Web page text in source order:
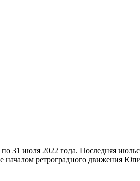
31 июля 2022 года. Последняя
ретроградного движения